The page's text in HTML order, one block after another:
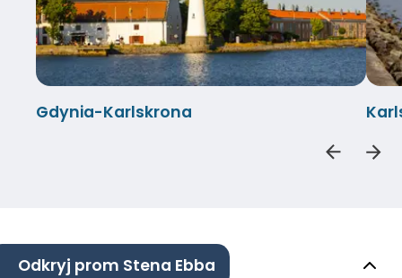
Gdynia-Karlskrona
Odkryj prom Stena Ebba